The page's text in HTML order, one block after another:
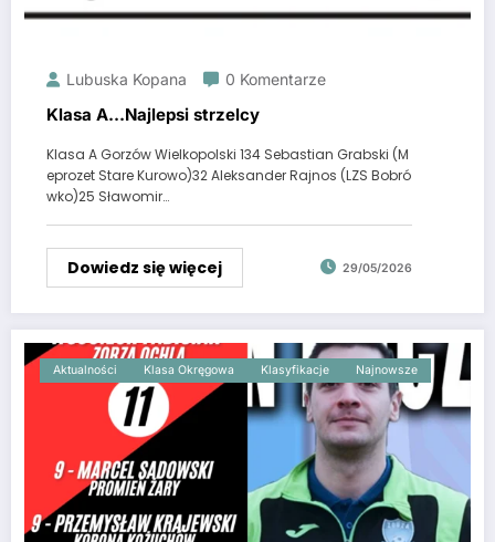
Lubuska Kopana 0 Komentarze
Klasa A…Najlepsi strzelcy
Klasa A Gorzów Wielkopolski 134 Sebastian Grabski (M
eprozet Stare Kurowo)32 Aleksander Rajnos (LZS Bobró
wko)25 Sławomir…
Dowiedz się więcej 29/05/2026
Aktualności Klasa Okręgowa Klasyfikacje Najnowsze